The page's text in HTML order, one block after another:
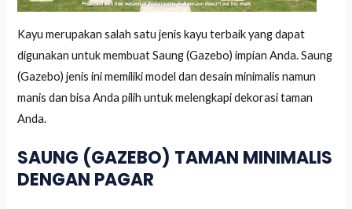
Kayu merupakan salah satu jenis kayu terbaik yang dapat
digunakan untuk membuat Saung (Gazebo) impian Anda. Saung
(Gazebo) jenis ini memiliki model dan desain minimalis namun
manis dan bisa Anda pilih untuk melengkapi dekorasi taman
Anda.
SAUNG (GAZEBO) TAMAN MINIMALIS
DENGAN PAGAR